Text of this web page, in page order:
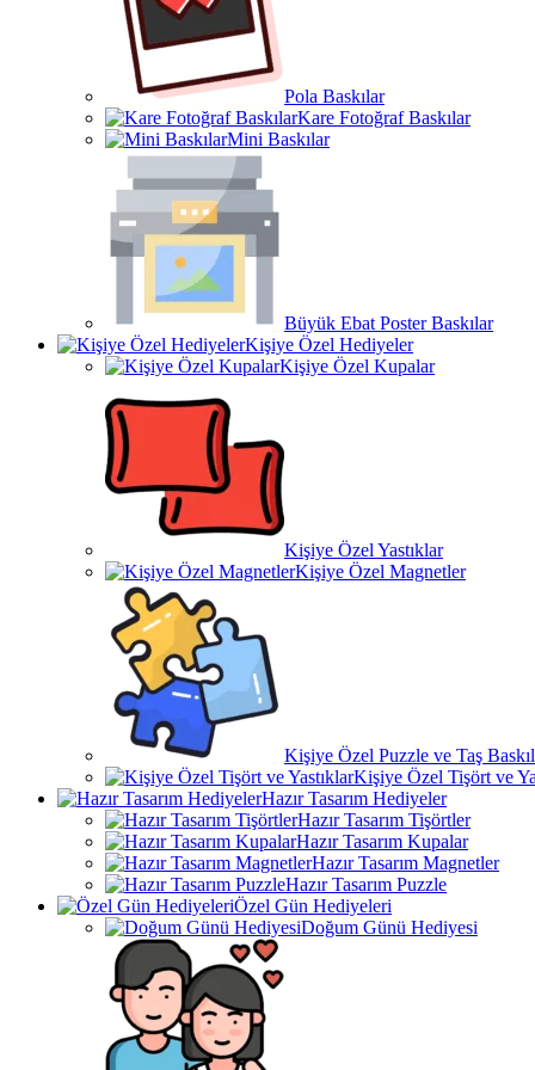
Pola Baskılar
Kare Fotoğraf Baskılar
Mini Baskılar
Büyük Ebat Poster Baskılar
Kişiye Özel Hediyeler
Kişiye Özel Kupalar
Kişiye Özel Yastıklar
Kişiye Özel Magnetler
Kişiye Özel Puzzle ve Taş
Kişiye Özel Tişört ve
Hazır Tasarım Hediyeler
Hazır Tasarım Tişörtler
Hazır Tasarım Kupalar
Hazır Tasarım Magnetler
Hazır Tasarım Puzzle
Özel Gün Hediyeleri
Doğum Günü Hediyesi